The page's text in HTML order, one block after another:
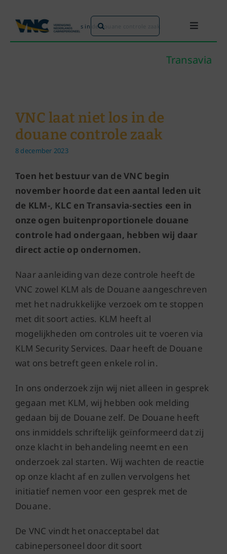
naar
inhoud
Toggle
Dossiers
Maatschappijen
Word lid!
Zoeken
naar:
Home» VNC laat niet los in de douane controle zaak
Transavia
VNC laat niet los in de
douane controle zaak
8 december 2023
Toen het bestuur van de VNC begin
november hoorde dat een aantal leden uit
de KLM-, KLC en Transavia-secties een in
onze ogen buitenproportionele douane
controle had ondergaan, hebben wij daar
direct actie op ondernomen.
Naar aanleiding van deze controle heeft de
VNC zowel KLM als de Douane aangeschreven
met het nadrukkelijke verzoek om te stoppen
met dit soort acties. KLM heeft al
mogelijkheden om controles uit te voeren via
KLM Security Services. Daar heeft de Douane
wat ons betreft geen enkele rol in.
In ons onderzoek zijn wij niet alleen in gesprek
gegaan met KLM, wij hebben ook melding
gedaan bij de Douane zelf. De Douane heeft
ons inmiddels schriftelijk geïnformeerd dat zij
onze klacht in behandeling neemt en een
onderzoek zal starten. Wij wachten de reactie
op onze klacht af en zullen vervolgens het
initiatief nemen voor een gesprek met de
Douane.
De VNC vindt het onacceptabel dat
cabinepersoneel door dit soort